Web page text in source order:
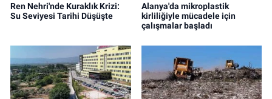
Ren Nehri'nde Kuraklık Krizi:
Su Seviyesi Tarihi Düşüşte
Alanya'da mikroplastik
kirliliğiyle mücadele için
çalışmalar başladı